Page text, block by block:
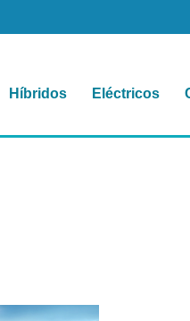
Híbridos Eléctricos